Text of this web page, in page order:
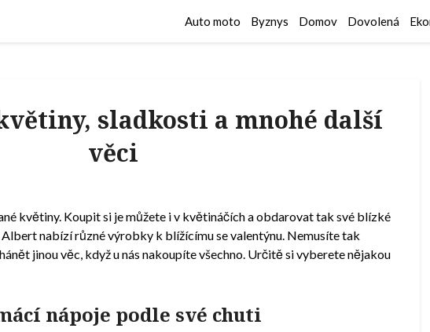
Auto moto Byznys Domov Dovolená
sladkosti a mnohé další
věci
květiny. Koupit si je můžete i v květináčích a obdarovat tak své blízké
nabízí různé výrobky k blížícímu se valentýnu. Nemusíte tak
jinou věc, když u nás nakoupíte všechno. Určitě si vyberete nějakou
nápoje podle své chuti